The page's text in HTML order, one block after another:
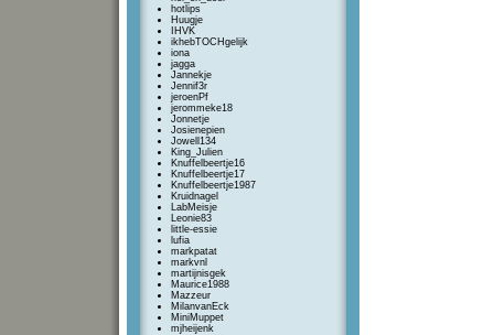
hotlips
Huugje
IHVK
ikhebTOCHgelijk
iona
jagga
Jannekje
Jennif3r
jeroenPf
jerommeke18
Jonnetje
Josienepien
Jowell134
King_Julien
Knuffelbeertje16
Knuffelbeertje17
Knuffelbeertje1987
Kruidnagel
LabMeisje
Leonie83
little-essie
lufia
markpatat
markvnl
martijnisgek
Maurice1988
Mazzeur
MilanvanEck
MiniMuppet
mjheijenk